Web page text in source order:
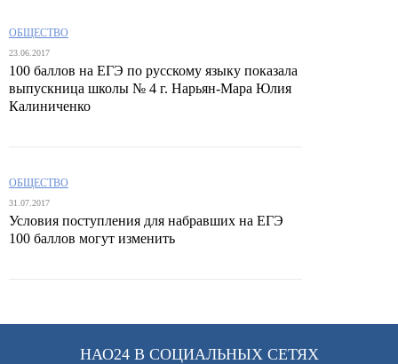
ОБЩЕСТВО
23.06.2017
100 баллов на ЕГЭ по русскому языку показала
выпускница школы № 4 г. Нарьян-Мара Юлия
Калиниченко
ОБЩЕСТВО
31.07.2017
Условия поступления для набравших на ЕГЭ
100 баллов могут изменить
НАО24 В СОЦИАЛЬНЫХ СЕТЯХ